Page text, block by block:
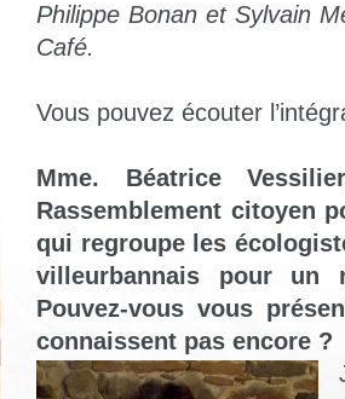
Philippe Bonan et Sylvain
Café.
Vous pouvez écouter
Mme. Béatrice
Rassemblement citoyen
qui regroupe les
villeurbannais pour un
Pouvez-vous vous
connaissent pas encore ?